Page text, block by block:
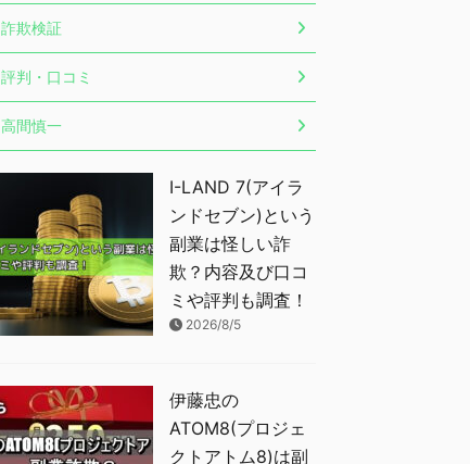
詐欺検証
評判・口コミ
高間慎一
I-LAND 7(アイラ
ンドセブン)という
副業は怪しい詐
欺？内容及び口コ
ミや評判も調査！
2026/8/5
伊藤忠の
ATOM8(プロジェ
クトアトム8)は副